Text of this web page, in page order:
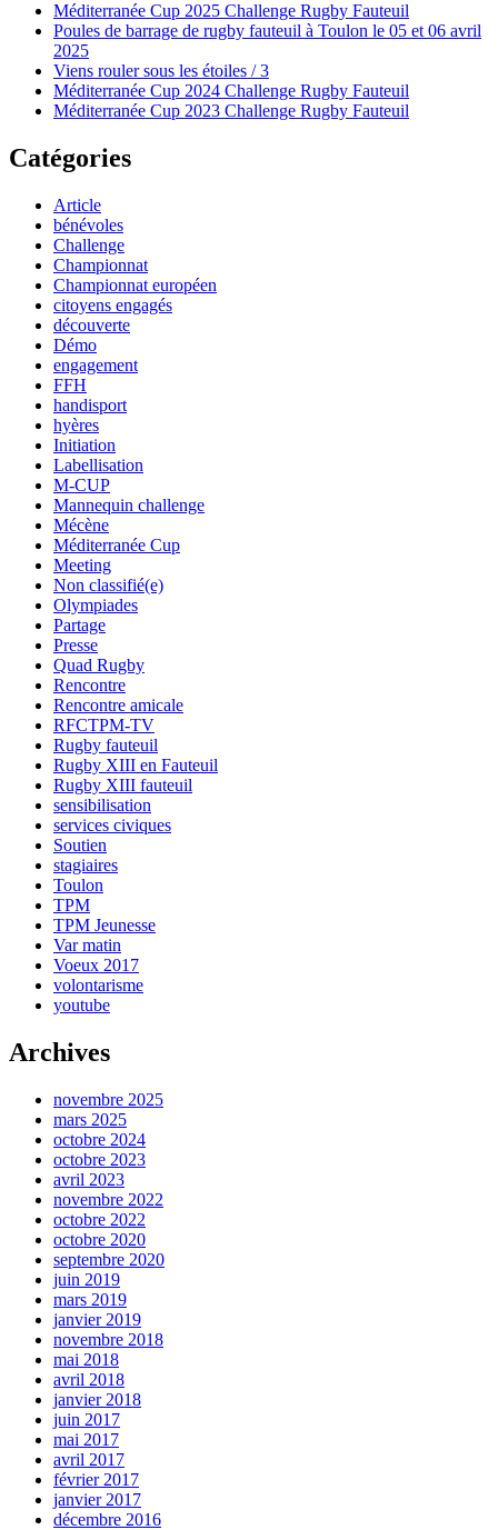
Méditerranée Cup 2025 Challenge Rugby Fauteuil
Poules de barrage de rugby fauteuil à Toulon le 05 et 06 avril
2025
Viens rouler sous les étoiles / 3
Méditerranée Cup 2024 Challenge Rugby Fauteuil
Méditerranée Cup 2023 Challenge Rugby Fauteuil
Catégories
Article
bénévoles
Challenge
Championnat
Championnat européen
citoyens engagés
découverte
Démo
engagement
FFH
handisport
hyères
Initiation
Labellisation
M-CUP
Mannequin challenge
Mécène
Méditerranée Cup
Meeting
Non classifié(e)
Olympiades
Partage
Presse
Quad Rugby
Rencontre
Rencontre amicale
RFCTPM-TV
Rugby fauteuil
Rugby XIII en Fauteuil
Rugby XIII fauteuil
sensibilisation
services civiques
Soutien
stagiaires
Toulon
TPM
TPM Jeunesse
Var matin
Voeux 2017
volontarisme
youtube
Archives
novembre 2025
mars 2025
octobre 2024
octobre 2023
avril 2023
novembre 2022
octobre 2022
octobre 2020
septembre 2020
juin 2019
mars 2019
janvier 2019
novembre 2018
mai 2018
avril 2018
janvier 2018
juin 2017
mai 2017
avril 2017
février 2017
janvier 2017
décembre 2016